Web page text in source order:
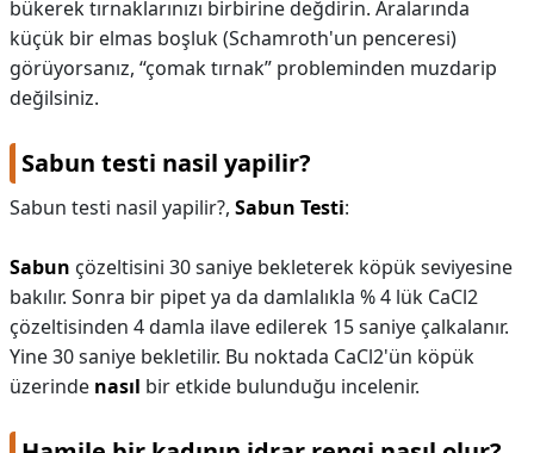
bükerek tırnaklarınızı birbirine değdirin. Aralarında
küçük bir elmas boşluk (Schamroth'un penceresi)
görüyorsanız, “çomak tırnak” probleminden muzdarip
değilsiniz.
Sabun testi nasil yapilir?
Sabun testi nasil yapilir?, Sabun Testi:
Sabun çözeltisini 30 saniye bekleterek köpük seviyesine
bakılır. Sonra bir pipet ya da damlalıkla % 4 lük CaCl2
çözeltisinden 4 damla ilave edilerek 15 saniye çalkalanır.
Yine 30 saniye bekletilir. Bu noktada CaCl2'ün köpük
üzerinde nasıl bir etkide bulunduğu incelenir.